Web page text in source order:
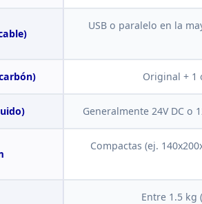
USB o paralelo en la
Original + 1
Generalmente 24V DC o
Compactas (ej.
Entre 1.5 kg